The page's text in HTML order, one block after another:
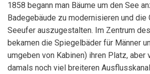
1858 begann man Bäume um den See
Badegebäude zu modernisieren und die
Seeufer auszugestalten. Im Zentrum
bekamen die Spiegelbäder für Männer
umgeben von Kabinen) ihren Platz, aber
damals noch viel breiteren